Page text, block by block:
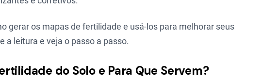
gerar os mapas de fertilidade e usá-los para melhorar seus
a leitura e veja o passo a passo.
do Solo e Para Que Servem?